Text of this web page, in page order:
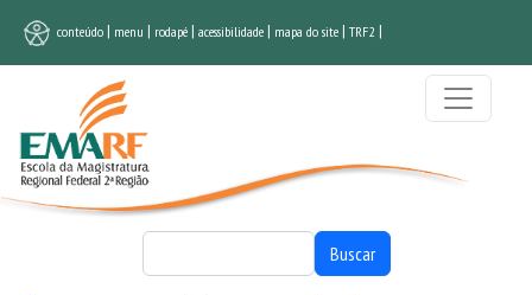
conteúdo | menu | rodapé | acessibilidade | mapa do site | TRF2 |
Buscar